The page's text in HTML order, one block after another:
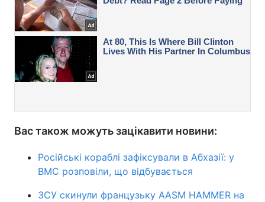
Вас також можуть зацікавити новини:
Російські кораблі зафіксували в Абхазії: у
ВМС розповіли, що відбувається
ЗСУ скинули французьку AASM HAMMER на